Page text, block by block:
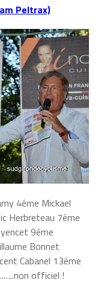
Peltrax)
4éme Mickael
Herbreteau 7éme
9éme
Bonnet
Cabanel 13éme
officiel !